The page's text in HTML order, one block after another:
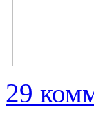
29